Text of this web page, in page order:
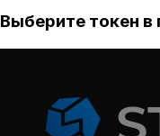
Выберите токен в